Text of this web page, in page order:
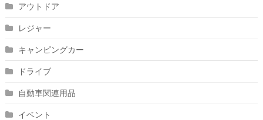
アウトドア
レジャー
キャンピングカー
ドライブ
自動車関連用品
イベント